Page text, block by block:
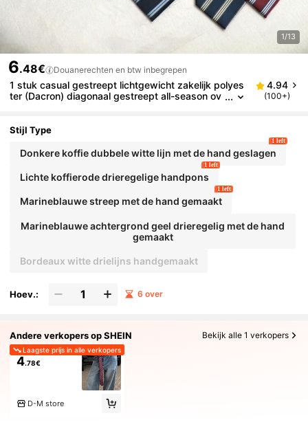
1/13
6.48€ Douanerechten en btw inbegrepen
1 stuk casual gestreept lichtgewicht zakelijk polyes
ter (Dacron) diagonaal gestreept all-season ov
4.94
(100+)
Stijl Type
Donkere koffie dubbele witte lijn met de hand geslagen
1 left
Lichte koffierode drieregelige handpons
1 left
Marineblauwe streep met de hand gemaakt
1 left
Marineblauwe achtergrond geel drieregelig met de hand
gemaakt
Bordeaux witte drielijns handgemaakt
Hoev.: 6 over
Andere verkopers op SHEIN Bekijk alle 1 verkopers
Laagste prijs in alle verkopers
4.78€
D-M store